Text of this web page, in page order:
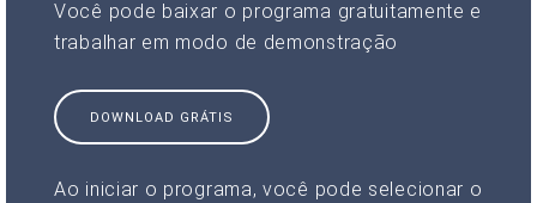
Você pode baixar o programa gratuitamente e
trabalhar em modo de demonstração
DOWNLOAD GRÁTIS
Ao iniciar o programa, você pode selecionar o